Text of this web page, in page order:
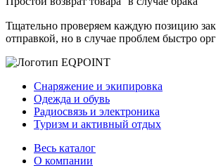
Тщательно проверяем каждую позицию
отправкой, но в случае проблем быстро
Снаряжение и экипировка
Одежда и обувь
Радиосвязь и электроника
Туризм и активный отдых
Весь каталог
О компании